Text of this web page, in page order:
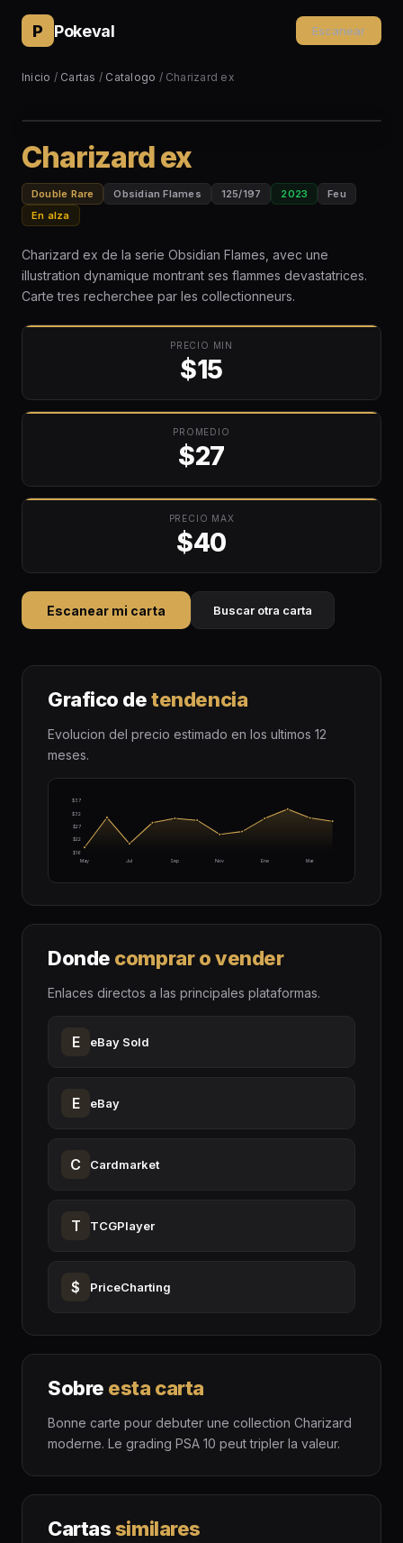
P Pokeval Escanear
Inicio / Cartas / Catalogo / Charizard ex
Charizard ex
Double Rare Obsidian Flames 125/197 2023
Feu
En alza
Charizard ex de la serie Obsidian Flames, avec une
illustration dynamique montrant ses flammes devastatrices.
Carte tres recherchee par les collectionneurs.
PRECIO MIN
$15
PROMEDIO
$27
PRECIO MAX
$40
Escanear mi carta Buscar otra carta
Grafico detendencia
Evolucion del precio estimado en los ultimos 12
meses.
$16
$22
$27
$32
$37
May Jul Sep Nov Ene Mar
Donde comprar o vender
Enlaces directos a las principales plataformas.
E eBay Sold
E eBay
C Cardmarket
T TCGPlayer
$ PriceCharting
Sobre esta carta
Bonne carte pour debuter une collection Charizard
moderne. Le grading PSA 10 peut tripler la valeur.
Cartassimilares